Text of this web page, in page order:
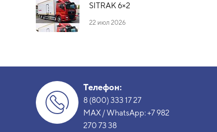
SITRAK 6×2
22 июл 2026
Телефон:
8 (800) 333 17 27
MAX / WhatsApp:+7 982
270 73 38